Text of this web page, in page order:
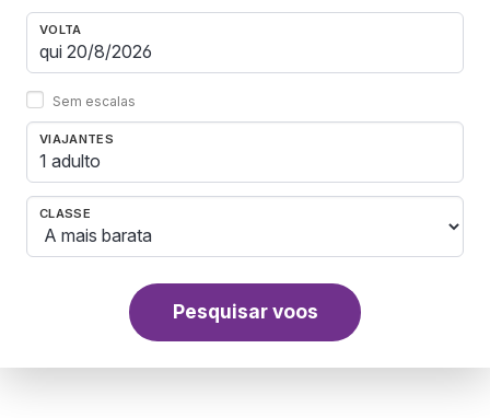
VOLTA
Sem escalas
VIAJANTES
1 adulto
CLASSE
Pesquisar voos